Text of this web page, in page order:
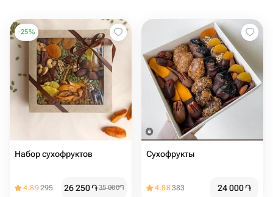
-25%
Набор сухофруктов
4.89295 26 250֏35 000֏
Сухофрукты
4.88383 24 000֏